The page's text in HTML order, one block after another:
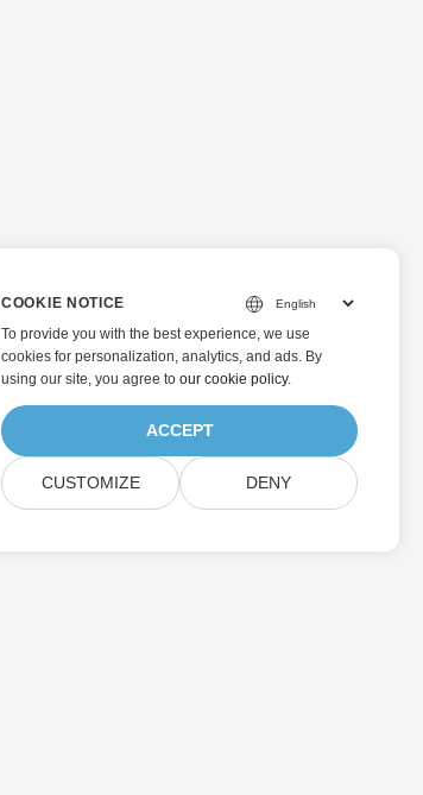
COOKIE NOTICE
To provide you with the best experience, we use
cookies for personalization, analytics, and ads. By
using our site, you agree to our cookie policy.
ACCEPT
CUSTOMIZE DENY